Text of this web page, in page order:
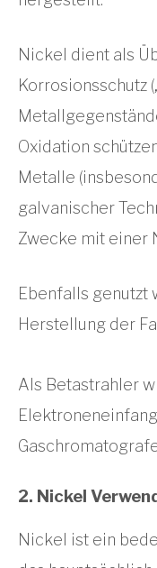
Nickel dient als
Korrosionsschutz
Oxidation
Metalle
galvanischer
Zwecke mit einer
Ebenfalls genutzt
Herstellung der
Als Betastrahler
2. Nickel
Nickel ist ein